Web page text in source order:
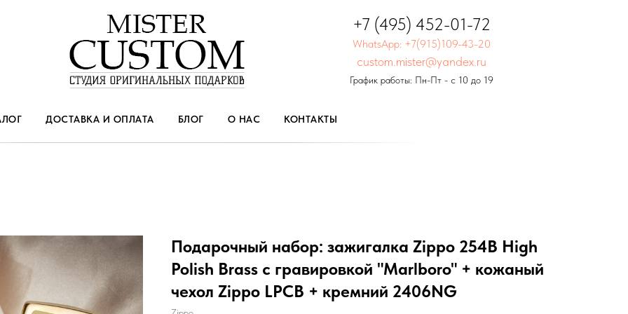
+7 (495) 452-01-72
WhatsApp: +7(915)109-43-20
custom.mister@yandex.ru
График работы: Пн-Пт - с 10 до 19
ДОСТАВКА И ОПЛАТА БЛОГ О НАС КОНТАКТЫ
Подарочный набор: зажигалка Zippo 254B High
Polish Brass с гравировкой "Marlboro" + кожаный
чехол Zippo LPCB + кремний 2406NG